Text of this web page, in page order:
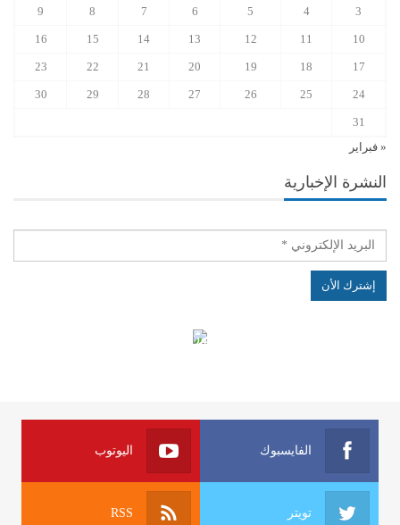
3
4
5
6
7
8
9
10
11
12
13
14
15
16
17
18
19
20
21
22
23
24
25
26
27
28
29
30
31
« فبراير
النشرة الإخبارية
الهياكل الخاضعة لقانون النفاذ إلى المعلومة
الفايسبوك اليوتوب
تويتر RSS